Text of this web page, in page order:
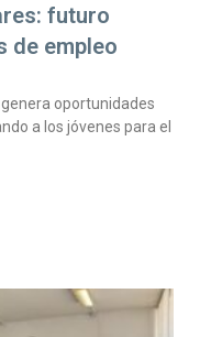
futuro
de empleo
oportunidades
a los jóvenes para el